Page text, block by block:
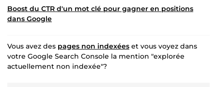
Boost du CTR d'un mot clé pour gagner en positions
dans Google
Vous avez des pages non indexées et vous voyez dans
votre Google Search Console la mention "explorée
actuellement non indexée"?